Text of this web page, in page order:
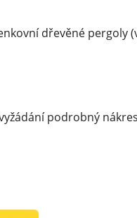
dřevěné pergoly
podrobný nákres